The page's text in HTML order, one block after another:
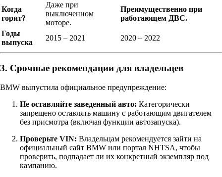
Когда
горит?
Даже при
выключенном
моторе.
Преимущественно при
работающем ДВС.
Годы
выпуска
2015 – 2021 2020 – 2022
3. Срочные рекомендации для владельцев
BMW выпустила официальное предупреждение:
Не оставляйте заведенный авто: Категорически
запрещено оставлять машину с работающим двигателем
без присмотра (включая функции автозапуска).
Проверьте VIN: Владельцам рекомендуется зайти на
официальный сайт BMW или портал NHTSA, чтобы
проверить, подпадает ли их конкретный экземпляр под
кампанию.